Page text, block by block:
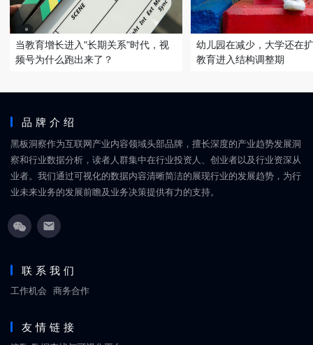
当教育增长进入"长期关系"时代，视
频号为什么跑出来了？
幼儿园在减少，大学还在
教育进入结构调整期
品牌介绍
黑板洞察作为互联网产业内容领域头部品牌，擅长深度的产业趋势发展洞
察和行业数据分析，读者人群集中在行业投资人、创业者以及行业资深从
业者。我们通过可视化的数据内容清晰简洁的展现行业的发展趋势，为行
业未来业务的发展前瞻及业务决策提供有力的支持。
联系我们
工作机会 商务合作
友情链接